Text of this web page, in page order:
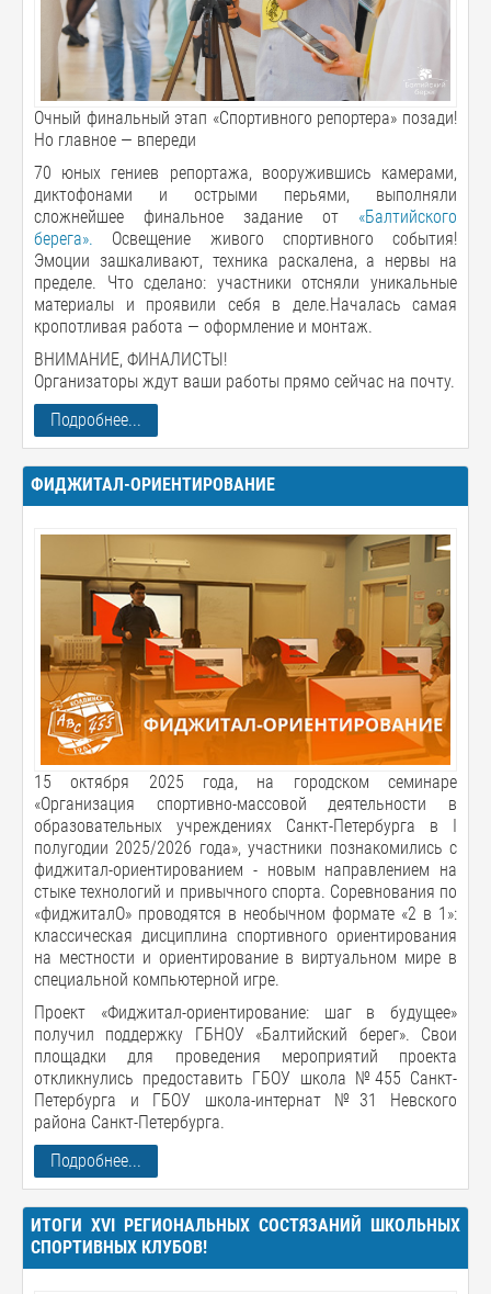
Очный финальный этап «Спортивного репортера» позади!
Но главное — впереди
70 юных гениев репортажа, вооружившись камерами,
диктофонами и острыми перьями, выполняли
сложнейшее финальное задание от «Балтийского
берега».
Освещение живого спортивного события!
Эмоции зашкаливают, техника раскалена, а нервы на
пределе. Что сделано: участники отсняли уникальные
материалы и проявили себя в деле.Началась самая
кропотливая работа — оформление и монтаж.
ВНИМАНИЕ, ФИНАЛИСТЫ!
Организаторы ждут ваши работы прямо сейчас на почту.
Подробнее...
ФИДЖИТАЛ-ОРИЕНТИРОВАНИЕ
15 октября 2025 года, на городском семинаре
«Организация спортивно-массовой деятельности в
образовательных учреждениях Санкт-Петербурга в I
полугодии 2025/2026 года», участники познакомились с
фиджитал-ориентированием - новым направлением на
стыке технологий и привычного спорта. Соревнования по
«фиджиталО» проводятся в необычном формате «2 в 1»:
классическая дисциплина спортивного ориентирования
на местности и ориентирование в виртуальном мире в
специальной компьютерной игре.
Проект «Фиджитал-ориентирование: шаг в будущее»
получил поддержку ГБНОУ «Балтийский берег». Свои
площадки для проведения мероприятий проекта
откликнулись предоставить ГБОУ школа №455 Санкт-
Петербурга и ГБОУ школа-интернат №31 Невского
района Санкт-Петербурга.
Подробнее...
ИТОГИ XVI РЕГИОНАЛЬНЫХ СОСТЯЗАНИЙ ШКОЛЬНЫХ
СПОРТИВНЫХ КЛУБОВ!